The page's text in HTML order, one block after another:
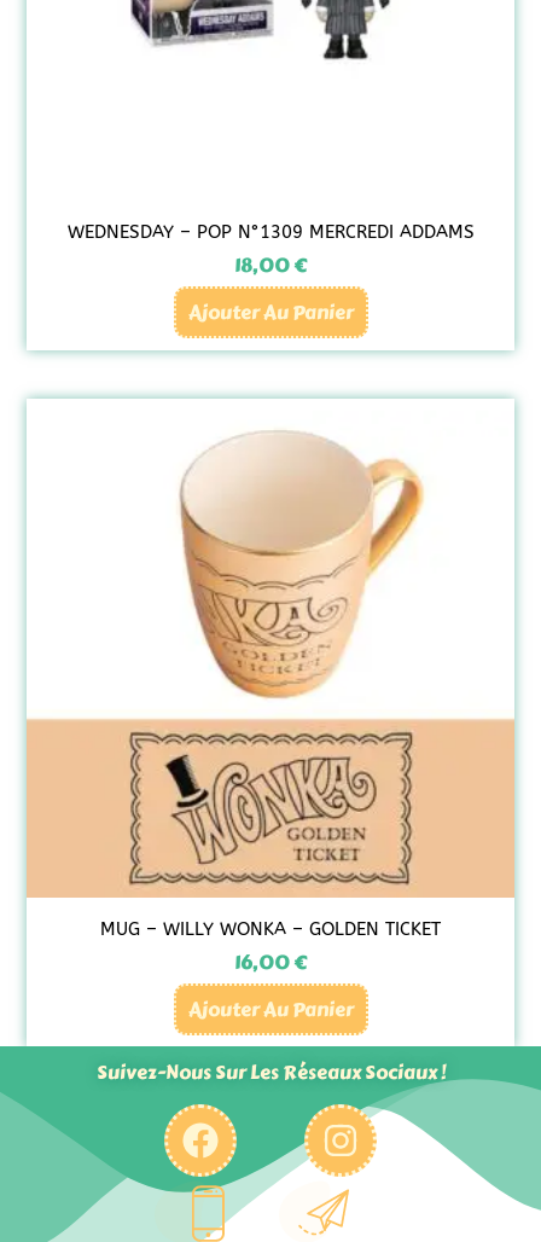
WEDNESDAY – POP N°1309 MERCREDI ADDAMS
18,00€
Ajouter Au Panier
MUG – WILLY WONKA – GOLDEN TICKET
16,00€
Ajouter Au Panier
Suivez-Nous Sur Les Réseaux Sociaux !